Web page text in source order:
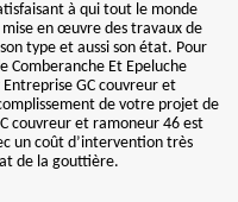
à qui tout le monde
en œuvre des travaux de
type et aussi son état. Pour
Comberanche Et Epeluche
GC couvreur et
de votre projet de
couvreur et ramoneur 46 est
un coût d’intervention très
de la gouttière.